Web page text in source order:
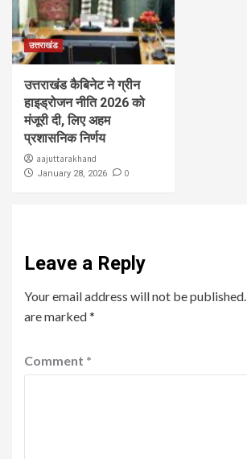
उत्तराखंड
उत्तराखंड कैबिनेट ने ग्रीन
हाइड्रोजन नीति 2026 को
मंजूरी दी, लिए अहम
प्रशासनिक निर्णय
aajuttarakhand
January 28, 2026 0
Leave a Reply
Your email address will not be published.
are marked*
Comment *